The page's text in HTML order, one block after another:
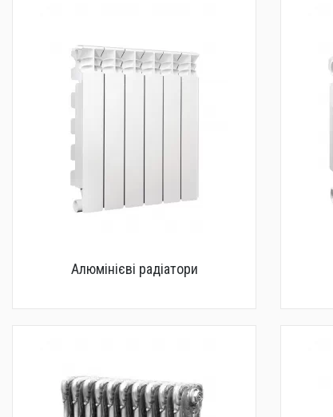
Алюмінієві радіатори
Насосне обладнання
Труби та фітинги